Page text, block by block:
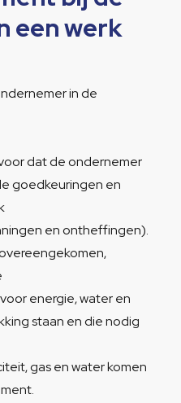
een werk
in de
dat de ondernemer
goedkeuringen en
en ontheffingen).
energie, water en
staan en die nodig
gas en water komen